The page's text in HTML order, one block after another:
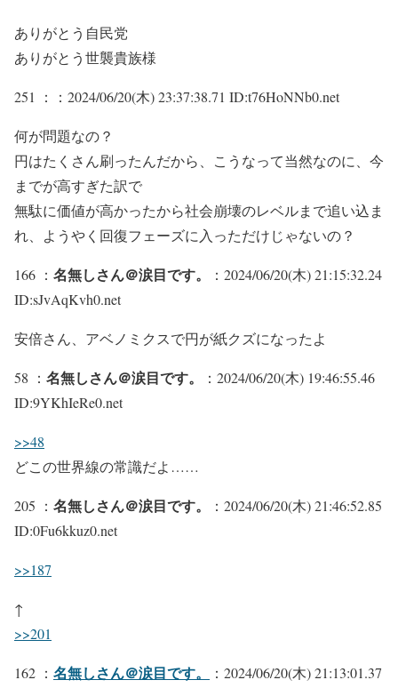
ありがとう自民党
ありがとう世襲貴族様
251 ： ：2024/06/20(木) 23:37:38.71 ID:t76HoNNb0.net
何が問題なの？
円はたくさん刷ったんだから、こうなって当然なのに、今
までが高すぎた訳で
無駄に価値が高かったから社会崩壊のレベルまで追い込ま
れ、ようやく回復フェーズに入っただけじゃないの？
166 ： 名無しさん＠涙目です。
：2024/06/20(木) 21:15:32.24
ID:sJvAqKvh0.net
安倍さん、アベノミクスで円が紙クズになったよ
58 ： 名無しさん＠涙目です。
：2024/06/20(木) 19:46:55.46
ID:9YKhIeRe0.net
>>48
どこの世界線の常識だよ……
205 ： 名無しさん＠涙目です。
：2024/06/20(木) 21:46:52.85
ID:0Fu6kkuz0.net
>>187
↑
>>201
162 ： 名無しさん＠涙目です。
：2024/06/20(木) 21:13:01.37